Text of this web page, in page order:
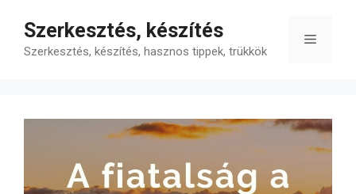
tartalomba
Szerkesztés, készítés
Szerkesztés, készítés, hasznos tippek, trükkök
Menü